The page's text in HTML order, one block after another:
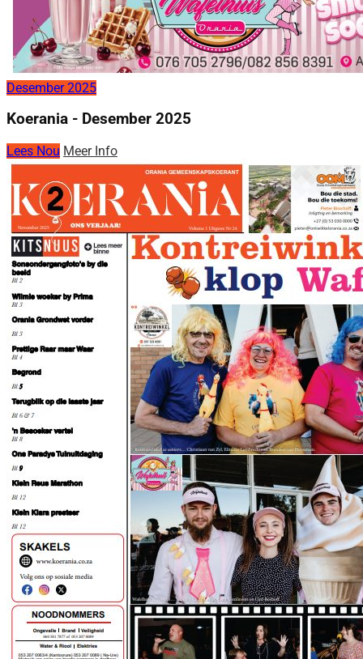
Desember 2025
Koerania - Desember 2025
Lees Nou Meer Info